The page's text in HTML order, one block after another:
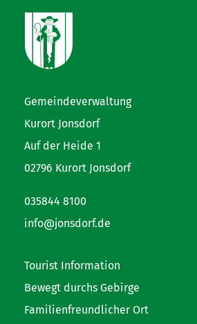
Gemeindeverwaltung
Kurort Jonsdorf
Auf der Heide 1
02796 Kurort Jonsdorf
035844 8100
info@jonsdorf.de
Tourist Information
Bewegt durchs Gebirge
Familienfreundlicher Ort